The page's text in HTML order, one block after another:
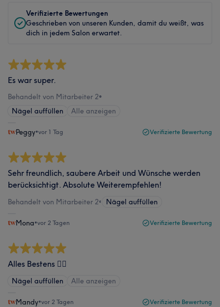
Verifizierte Bewertungen
Geschrieben von unseren Kunden, damit du weißt, was
dich in jedem Salon erwartet.
Es war super.
Behandelt von Mitarbeiter 2•
Nägel auffüllen
Alle anzeigen
Peggy•vor 1 Tag Verifizierte Bewertung
Sehr freundlich, saubere Arbeit und Wünsche werden
berücksichtigt. Absolute Weiterempfehlen!
Behandelt von Mitarbeiter 2• Nägel auffüllen
Mona•vor 2 Tagen Verifizierte Bewertung
Alles Bestens 👍🏻
Nägel auffüllen Alle anzeigen
Mandy•vor 2 Tagen Verifizierte Bewertung